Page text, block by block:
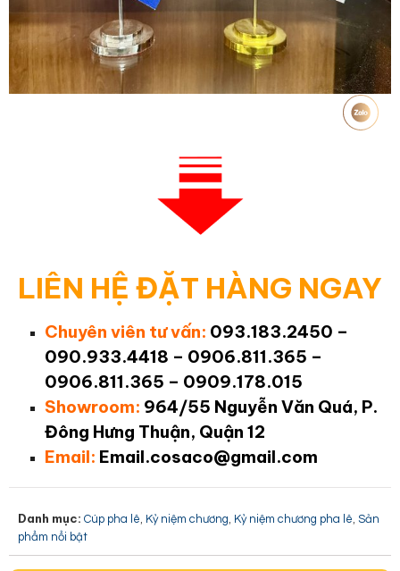
LIÊN HỆ ĐẶT HÀNG NGAY
Chuyên viên tư vấn: 093.183.2450 –
090.933.4418 – 0906.811.365 –
0906.811.365 – 0909.178.015
Showroom: 964/55 Nguyễn Văn Quá, P.
Đông Hưng Thuận, Quận 12
Email: Email.cosaco@gmail.com
Danh mục: Cúp pha lê Kỷ niệm chương Kỷ niệm chương pha lê Sản
phẩm nổi bật